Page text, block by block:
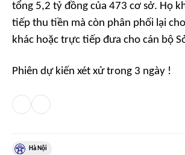
tổng 5,2 tỷ đồng của 473 cơ sở. Họ
tiếp thu tiền mà còn phân phối lại
khác hoặc trực tiếp đưa cho cán bộ
Phiên dự kiến xét xử trong 3 ngày !
Hà Nội